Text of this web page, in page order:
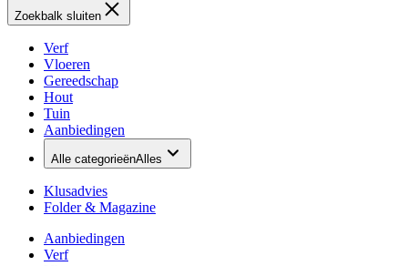
Zoekbalk sluiten
Verf
Vloeren
Gereedschap
Hout
Tuin
Aanbiedingen
Alle categorieënAlles
Klusadvies
Folder & Magazine
Aanbiedingen
Verf